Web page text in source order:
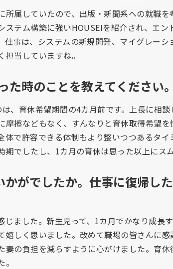
所属していたので、出版・新聞系への就職
ステム構築に強いHOUSEIを紹介され、エ
事は、システムの新規開発、マイグレー
当していますね。
時のことを教えてください。
、育休希望期間の4カ月前です。上長に相
摩擦などもなく、すんなりと育休取得希望
体で許容できる体制もより整いつつあるタ
でしたし、1カ月の育休は思った以上にス
がでしたか。仕事に復帰し
ました。新生児って、1カ月でかなり成長
嬉しく思いました。改めて職場の皆さんに
妻の負担を減らすように心がけました。育